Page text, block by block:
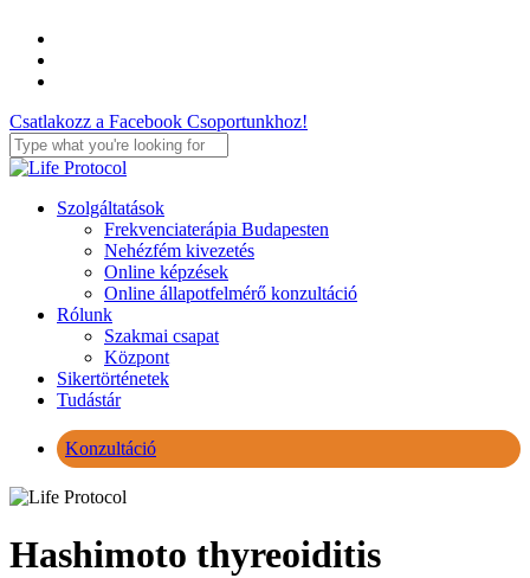
Csatlakozz a Facebook Csoportunkhoz!
Close
Menu
Szolgáltatások
Frekvenciaterápia Budapesten
Nehézfém kivezetés
Online képzések
Online állapotfelmérő konzultáció
Rólunk
Szakmai csapat
Központ
Sikertörténetek
Tudástár
Konzultáció
Hashimoto thyreoiditis